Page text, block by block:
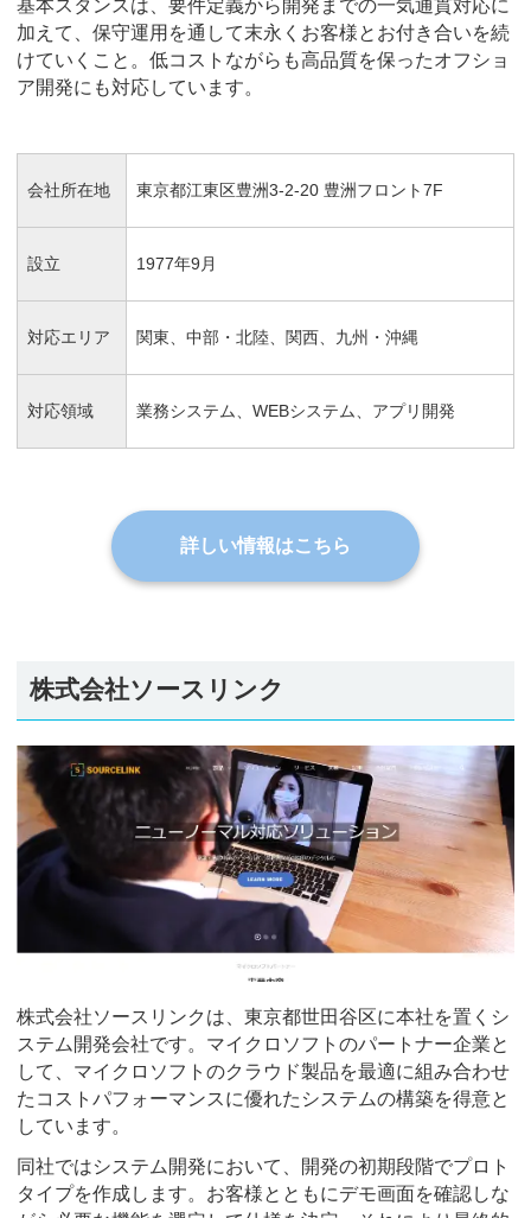
基本スタンスは、要件定義から開発までの一気通貫対応に
加えて、保守運用を通して末永くお客様とお付き合いを続
けていくこと。低コストながらも高品質を保ったオフショ
ア開発にも対応しています。
会社所在地 東京都江東区豊洲3-2-20 豊洲フロント7F
設立 1977年9月
対応エリア 関東、中部・北陸、関西、九州・沖縄
対応領域 業務システム、WEBシステム、アプリ開発
詳しい情報はこちら
株式会社ソースリンク
株式会社ソースリンクは、東京都世田谷区に本社を置くシ
ステム開発会社です。マイクロソフトのパートナー企業と
して、マイクロソフトのクラウド製品を最適に組み合わせ
たコストパフォーマンスに優れたシステムの構築を得意と
しています。
同社ではシステム開発において、開発の初期段階でプロト
タイプを作成します。お客様とともにデモ画面を確認しな